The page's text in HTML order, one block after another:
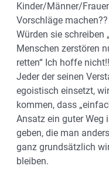
Kinder/Männer/
Vorschläge
Würden sie schreiben
Menschen zerstören
retten“ Ich hoffe
Jeder der seinen
egoistisch einsetzt,
kommen, dass
Ansatz ein guter Weg
geben, die man
ganz grundsätzlich
bleiben.